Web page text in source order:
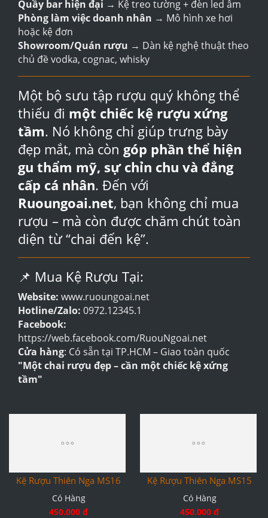
Quầy bar hiện đại → Kệ treo tường + đèn led âm
Phòng làm việc doanh nhân → Mô hình xe hơi
hoặc kệ đơn
Showroom/Quán rượu → Dàn kệ nghệ thuật theo
chủ đề vodka, cognac, whisky
Một bộ sưu tập rượu quý không thể
thiếu đi một chiếc kệ rượu xứng
tầm. Nó không chỉ giúp trưng bày
đẹp mắt, mà còn góp phần thể hiện
gu thẩm mỹ, sự chỉn chu và đẳng
cấp cá nhân. Đến với
Ruoungoai.net, bạn không chỉ mua
rượu – mà còn được chăm chút toàn
diện từ “chai đến kệ”.
📌 Mua Kệ Rượu Tại:
Website: www.ruoungoai.net
Hotline/Zalo: 0972.12345.1
Facebook:
https://web.facebook.com/RuouNgoai.net
Cửa hàng: Có sẵn tại TP.HCM – Giao toàn quốc
"Một chai rượu đẹp – cần một chiếc kệ xứng
tầm"
Kệ Rượu Thiên Nga MS15
Có Hàng
450.000 đ